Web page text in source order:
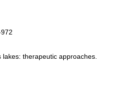
therapeutic approaches.